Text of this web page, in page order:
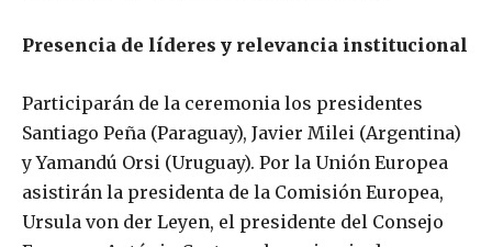
Presencia de líderes y relevancia institucional
Participarán de la ceremonia los presidentes
Santiago Peña (Paraguay), Javier Milei (Argentina)
y Yamandú Orsi (Uruguay). Por la Unión Europea
asistirán la presidenta de la Comisión Europea,
Ursula von der Leyen, el presidente del Consejo